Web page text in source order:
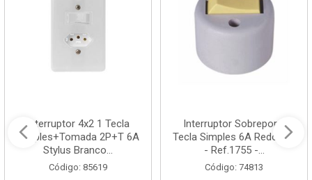
Interruptor 4x2 1 Tecla
Simples+Tomada 2P+T 6A
Stylus Branco...
Código: 85619
Interruptor Sobrepor 1
Tecla Simples 6A Redondo
- Ref.1755 -...
Código: 74813